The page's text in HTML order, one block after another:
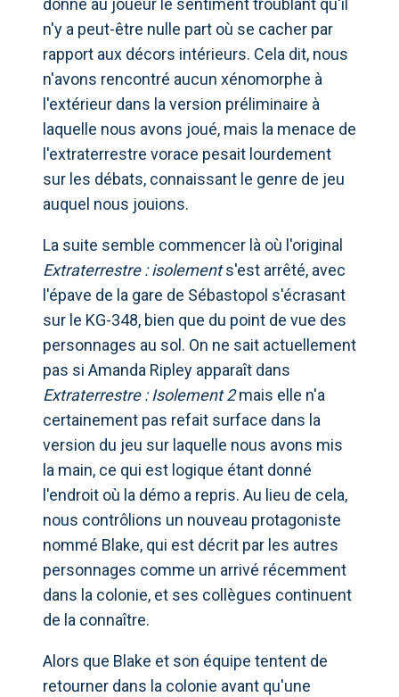
donne au joueur le sentiment troublant qu'il
n'y a peut-être nulle part où se cacher par
rapport aux décors intérieurs. Cela dit, nous
n'avons rencontré aucun xénomorphe à
l'extérieur dans la version préliminaire à
laquelle nous avons joué, mais la menace de
l'extraterrestre vorace pesait lourdement
sur les débats, connaissant le genre de jeu
auquel nous jouions.
La suite semble commencer là où l'original
Extraterrestre : isolements'est arrêté, avec
l'épave de la gare de Sébastopol s'écrasant
sur le KG-348, bien que du point de vue des
personnages au sol. On ne sait actuellement
pas si Amanda Ripley apparaît dans
Extraterrestre : Isolement 2mais elle n'a
certainement pas refait surface dans la
version du jeu sur laquelle nous avons mis
la main, ce qui est logique étant donné
l'endroit où la démo a repris. Au lieu de cela,
nous contrôlions un nouveau protagoniste
nommé Blake, qui est décrit par les autres
personnages comme un arrivé récemment
dans la colonie, et ses collègues continuent
de la connaître.
Alors que Blake et son équipe tentent de
retourner dans la colonie avant qu'une